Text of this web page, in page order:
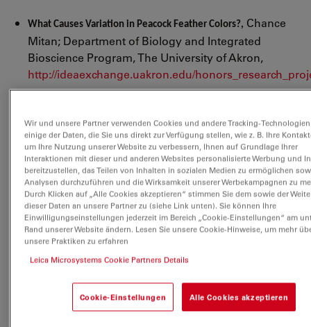
What Causes Variation in Peacock Feather Colors?, Chance
Mitan; Department of Biology and Integrated
Bioscience Program, The University of Akron,
http://ideaexchange.uakron.edu/
nanostructures to natural color production: a case
study in budgerigar (Melopsittacus undulatus)
feathers, Liliana D'Alba *, Leah Kieffer and Matthew
D. Shawkey, Department of Biology and Integrated
Bioscience Program, University of Akron, J Exp Biol
215, 1272-1277, USA,2011,
http://jeb.biologists.org/content/215/8/1272.short
Preparation of cells for assessing ultrastructural
localization of nanoparticles with transmission
electron microscopy, Amanda M Schrand1, John J
1 2 1 1
Wir und unsere Partner verwenden Cookies und andere Tracking-
einige der Daten, die Sie uns direkt zur Verfügung stellen, wie z. B. Ihre
um Ihre Nutzung unserer Website zu verbessern, Ihnen auf Grundlage Ihrer
Interaktionen mit dieser und anderen Websites personalisierte Werbung und
bereitzustellen, das Teilen von Inhalten in sozialen Medien zu ermöglichen
Analysen durchzuführen und die Wirksamkeit unserer Werbekampagnen zu
Durch Klicken auf „Alle Cookies akzeptieren“ stimmen Sie dem sowie der
dieser Daten an unsere Partner zu (siehe Link unten). Sie können Ihre
Einwilligungseinstellungen jederzeit im Bereich „Cookie-Einstellungen“ am
Rand unserer Website ändern. Lesen Sie unsere Cookie-Hinweise, um mehr
unsere Praktiken zu erfahren
Leica Microsystems Cookie Partners Details
Cookie-Einstellungen Alle Cookies akzeptieren